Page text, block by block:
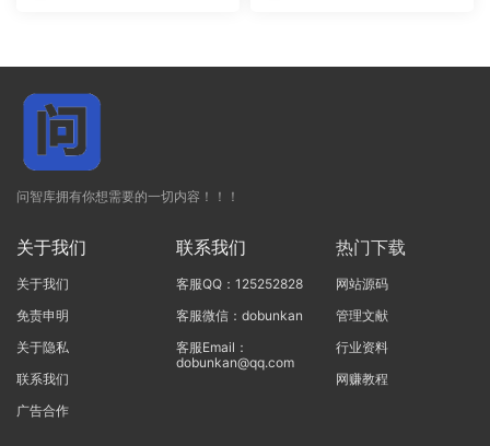
问智库拥有你想需要的一切内容！！！
关于我们
关于我们
免责申明
关于隐私
联系我们
广告合作
联系我们
客服QQ：125252828
客服微信：dobunkan
客服Email：
dobunkan@qq.com
热门下载
网站源码
管理文献
行业资料
网赚教程